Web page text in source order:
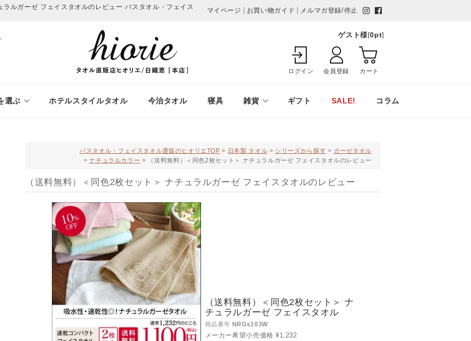
ラルガーゼ フェイスタオルのレビューバスタオル・フェイス
マイページ お買い物ガイド メルマガ登録/停止
ゲスト様[0pt]
ログイン 会員登録 カート
選ぶ ホテルスタイルタオル 今治タオル 寝具 雑貨 ギフト SALE! コラム
バスタオル・フェイスタオル通販のヒオリエTOP 日本製 タオル シリーズから探す
ガーゼタオル
ナチュラルカラー
（送料無料）＜同色2枚セット＞ ナチュラルガーゼ フェイスタオルのレビュー
（送料無料）＜同色2枚セット＞ ナチュラルガーゼ フェイスタオルのレビュー
（送料無料）＜同色2枚セット＞ ナ
チュラルガーゼ フェイスタオル
商品番号 NRGs103W
メーカー希望小売価格 ¥1,232